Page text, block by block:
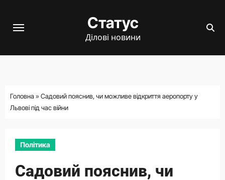
Статус
Ділові новини
Головна » Садовий пояснив, чи можливе відкриття аеропорту у
Львові під час війни
Політика
Садовий пояснив, чи